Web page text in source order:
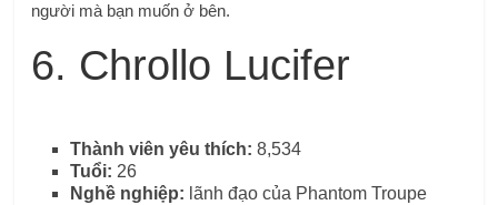
người mà bạn muốn ở bên.
6. Chrollo Lucifer
Thành viên yêu thích: 8,534
Tuổi: 26
Nghề nghiệp: lãnh đạo của Phantom Troupe